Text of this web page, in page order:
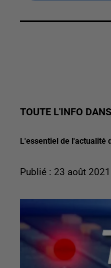
TOUTE L'INFO
L'essentiel de l'actualité
Publié : 23 août